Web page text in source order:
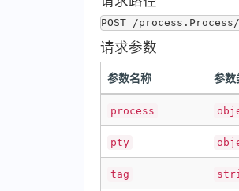
请求参数
参数名称 参数
process
pty
tag